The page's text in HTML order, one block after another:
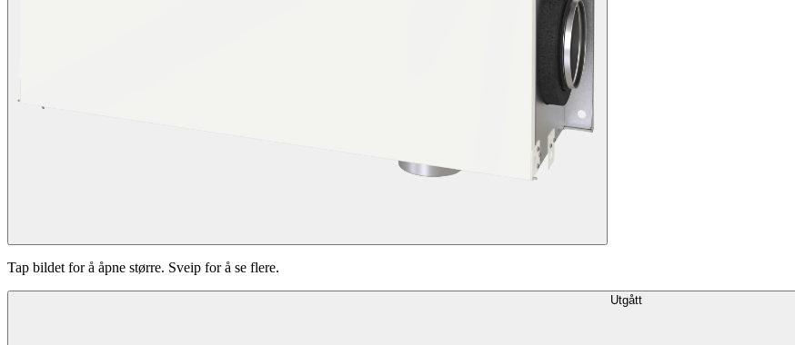
Tap bildet for å åpne større. Sveip for å se flere.
Utgått